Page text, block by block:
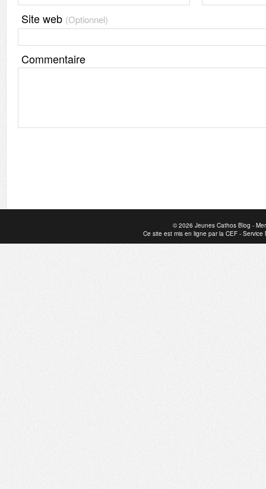
Site web (Optionnel)
Commentaire
© 2026Jeunes Cathos Blog-
Ce site est mis en ligne par laCEF-Service